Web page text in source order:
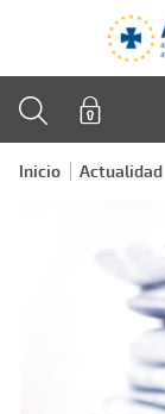
Inicio Actualidad